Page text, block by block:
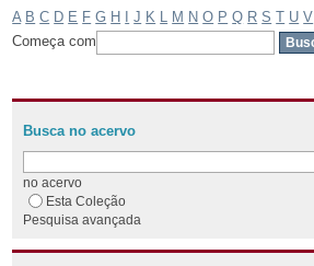
A B C D E F G H J K M N O P Q R S T U V
Começa com
Busca no acervo
no acervo
Esta Coleção
Pesquisa avançada